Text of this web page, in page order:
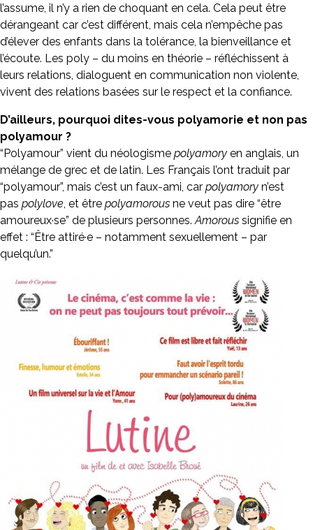
l’assume, il n’y a rien de choquant en cela. Cela peut être
dérangeant car c’est différent, mais cela n’empêche pas
d’élever des enfants dans la tolérance, la bienveillance et
l’écoute. Les poly – du moins en théorie – réfléchissent à
leurs relations, dialoguent en communication non violente,
vivent des relations basées sur le respect et la confiance.
D’ailleurs, pourquoi dites-vous polyamorie et non pas
polyamour ?
“Polyamour” vient du néologisme polyamory en anglais, un
mélange de grec et de latin. Les Français l’ont traduit par
“polyamour”, mais c’est un faux-ami, car polyamory n’est
pas polylove, et être polyamorous ne veut pas dire “être
amoureux·se” de plusieurs personnes.Amorous signifie en
effet : “Être attiré·e – notamment sexuellement – par
quelqu’un.”